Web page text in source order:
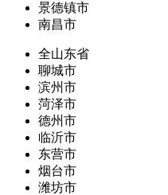
景德镇市
南昌市
全山东省
聊城市
滨州市
菏泽市
德州市
临沂市
东营市
烟台市
潍坊市